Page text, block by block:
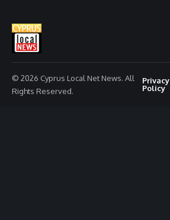
© 2026 Cyprus Local Net News. All
Rights Reserved.
Privacy
Policy